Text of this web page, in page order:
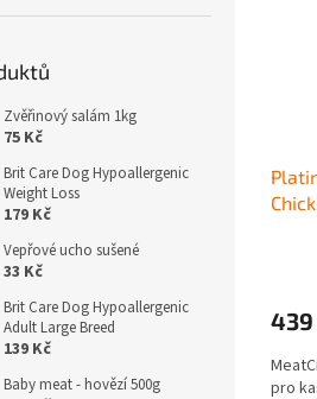
Zvěřinový salám 1kg
75 Kč
Brit Care Dog Hypoallergenic
Weight Loss
179 Kč
Vepřové ucho sušené
33 Kč
Brit Care Dog Hypoallergenic
Adult Large Breed
139 Kč
Baby meat - hovězí 500g
439
pro